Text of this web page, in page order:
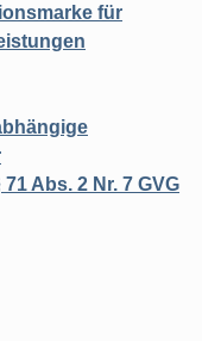
für
Abs. 2 Nr. 7 GVG